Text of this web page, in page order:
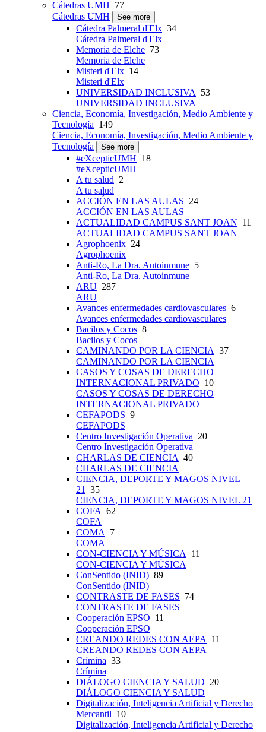
Cátedras UMH 77
Cátedras UMH
See more
Cátedra Palmeral d'Elx 34
Cátedra Palmeral d'Elx
Memoria de Elche 73
Memoria de Elche
Misteri d'Elx 14
Misteri d'Elx
UNIVERSIDAD INCLUSIVA
53
UNIVERSIDAD INCLUSIVA
Ciencia, Economía, Investigación, Medio Ambiente y
Tecnología 149
Ciencia, Economía, Investigación, Medio Ambiente y
Tecnología
See more
#eXcepticUMH 18
#eXcepticUMH
A tu salud 2
A tu salud
ACCIÓN EN LAS AULAS 24
ACCIÓN EN LAS AULAS
ACTUALIDAD CAMPUS SANT JOAN 11
ACTUALIDAD CAMPUS SANT JOAN
Agrophoenix 24
Agrophoenix
Anti-Ro, La Dra. Autoinmune 5
Anti-Ro, La Dra. Autoinmune
ARU 287
ARU
Avances enfermedades cardiovasculares 6
Avances enfermedades cardiovasculares
Bacilos y Cocos 8
Bacilos y Cocos
CAMINANDO POR LA CIENCIA 37
CAMINANDO POR LA CIENCIA
CASOS Y COSAS DE DERECHO
INTERNACIONAL PRIVADO 10
CASOS Y COSAS DE DERECHO
INTERNACIONAL PRIVADO
CEFAPODS 9
CEFAPODS
Centro Investigación Operativa 20
Centro Investigación Operativa
CHARLAS DE CIENCIA 40
CHARLAS DE CIENCIA
CIENCIA, DEPORTE Y MAGOS NIVEL
21
35
CIENCIA, DEPORTE Y MAGOS NIVEL 21
COFA 62
COFA
COMA
7
COMA
CON-CIENCIA Y MÚSICA
11
CON-CIENCIA Y MÚSICA
ConSentido (INID) 89
ConSentido (INID)
CONTRASTE DE FASES 74
CONTRASTE DE FASES
Cooperación EPSO 11
Cooperación EPSO
CREANDO REDES CON AEPA
11
CREANDO REDES CON AEPA
Crímina 33
Crímina
DIÁLOGO CIENCIA Y SALUD 20
DIÁLOGO CIENCIA Y SALUD
Digitalización, Inteligencia Artificial y Derecho
Mercantil 10
Digitalización, Inteligencia Artificial y Derecho